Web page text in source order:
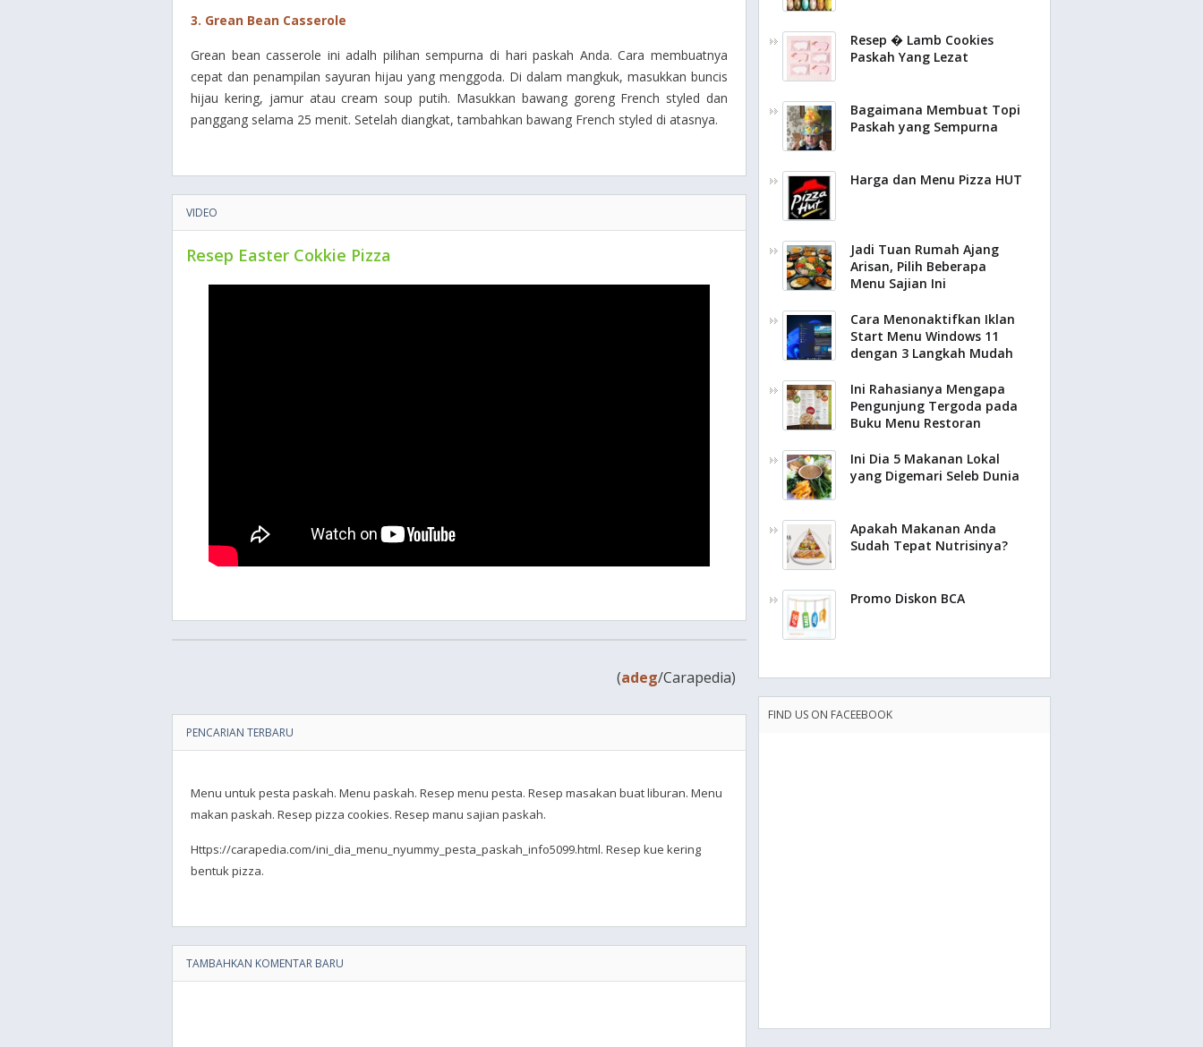
3. Grean Bean Casserole
Grean bean casserole ini adalh pilihan sempurna di hari paskah Anda. Cara membuatnya
cepat dan penampilan sayuran hijau yang menggoda. Di dalam mangkuk, masukkan buncis
hijau kering, jamur atau cream soup putih. Masukkan bawang goreng French styled dan
panggang selama 25 menit. Setelah diangkat, tambahkan bawang French styled di atasnya.
VIDEO
Resep Easter Cokkie Pizza
(adeg/Carapedia)
PENCARIAN TERBARU
Menu untuk pesta paskah. Menu paskah. Resep menu pesta. Resep masakan buat liburan. Menu
makan paskah. Resep pizza cookies. Resep manu sajian paskah.
Https://carapedia.com/ini_dia_menu_nyummy_pesta_paskah_info5099.html. Resep kue kering
bentuk pizza.
TAMBAHKAN KOMENTAR BARU
Resep � Lamb Cookies
Paskah Yang Lezat
Bagaimana Membuat Topi
Paskah yang Sempurna
Harga dan Menu Pizza HUT
Jadi Tuan Rumah Ajang
Arisan, Pilih Beberapa
Menu Sajian Ini
Cara Menonaktifkan Iklan
Start Menu Windows 11
dengan 3 Langkah Mudah
Ini Rahasianya Mengapa
Pengunjung Tergoda pada
Buku Menu Restoran
Ini Dia 5 Makanan Lokal
yang Digemari Seleb Dunia
Apakah Makanan Anda
Sudah Tepat Nutrisinya?
Promo Diskon BCA
FIND US ON FACEEBOOK